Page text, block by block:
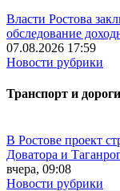
Власти Ростова
обследование
07.08.2026 17:59
Новости рубрики
Транспорт и дороги
В Ростове проект
Доватора и
вчера, 09:08
Новости рубрики